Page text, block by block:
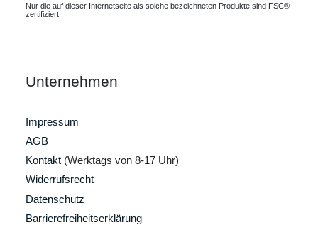
Nur die auf dieser Internetseite als solche bezeichneten Produkte sind FSC®-
zertifiziert.
Unternehmen
Impressum
AGB
Kontakt (Werktags von 8-17 Uhr)
Widerrufsrecht
Datenschutz
Barrierefreiheitserklärung